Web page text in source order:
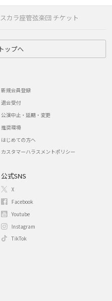
カラ座管弦楽団 チケット
ップへ
新規会員登録
退会受付
公演中止・延期・変更
推奨環境
はじめての方へ
カスタマーハラスメントポリシー
公式SNS
X
Facebook
Youtube
Instagram
TikTok